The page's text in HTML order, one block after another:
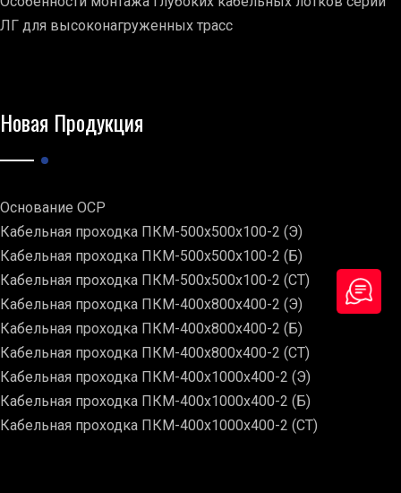
ЛГ для высоконагруженных трасс
Новая Продукция
Основание ОСР
Кабельная проходка ПКМ-500х500х100-2 (Э)
Кабельная проходка ПКМ-500х500х100-2 (Б)
Кабельная проходка ПКМ-500х500х100-2 (СТ)
Кабельная проходка ПКМ-400х800х400-2 (Э)
Кабельная проходка ПКМ-400х800х400-2 (Б)
Кабельная проходка ПКМ-400х800х400-2 (СТ)
Кабельная проходка ПКМ-400х1000х400-2 (Э)
Кабельная проходка ПКМ-400х1000х400-2 (Б)
Кабельная проходка ПКМ-400х1000х400-2 (СТ)